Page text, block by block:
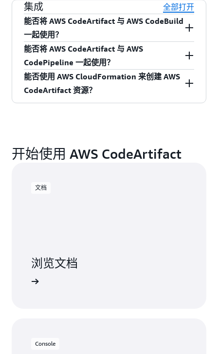
证令牌，该令牌可以包含在程序包管理器和构建
工具发出的请求中的 HTTP 授权标头中。CLI 提供
了登录命令，该命令可调用
GetAuthorizationToken 并自动将程序包管理器配
置为将此令牌用于所有请求。这与 Amazon ECR
提供的 get-login 命令类似，因此使用 Docker CLI
与 ECR 进行交互的开发人员会熟悉此模式。
来配置这些资源，这些语句可将程序包 ARN 指定
为资源。CodeArtifact 仅支持存储库级别的读取权
限，即给定的 IAM 主体可以读取存储库中的所有
程序包，也可以不读取任何程序包。
进行传输中加密，并且使用 AES-256 对称密钥进
行静态加密。CodeArtifact 支持 AWS Key
Management Service (KMS) 客户管理的 CMK 和
AWS 托管的 CMK。
集成
全部打开
能否将 AWS CodeArtifact 与 AWS CodeBuild
一起使用？
符合。您可以指定 CodeArtifact 存储库，以在
CodeBuild 项目配置中使用和发布程序包。可用的
CodeBuild 映像包括适用于 CodeArtifact 支持的所
有程序包类型的客户端工具。CodeBuild 将构建工
完成后应发布到 CodeArtifact 存储库中的构建构
建。
能否将 AWS CodeArtifact 与 AWS
CodePipeline 一起使用？
符合。使用 Amazon EventBridge 时，您可以在
能否使用 AWS CloudFormation 来创建 AWS
CodeArtifact 资源？
开始使用 AWS CodeArtifact
文档
浏览文档
Console